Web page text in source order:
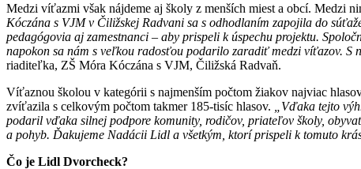
Medzi víťazmi však nájdeme aj školy z menších miest a obcí. Medzi
Kóczána s VJM v Čiližskej Radvani sa s odhodlaním zapojila do
pedagógovia aj zamestnanci – aby prispeli k úspechu projektu.
napokon sa nám s veľkou radosťou podarilo zaradiť medzi víťazov. S
riaditeľka, ZŠ Móra Kóczána s VJM, Čiližská Radvaň.
Víťaznou školou v kategórii s najmenším počtom žiakov najviac
zvíťazila s celkovým počtom takmer 185-tisíc hlasov.
„Vďaka tejto
podaril vďaka silnej podpore komunity, rodičov, priateľov školy,
a pohyb. Ďakujeme Nadácii Lidl a všetkým, ktorí prispeli k tomuto
Čo je Lidl Dvorcheck?